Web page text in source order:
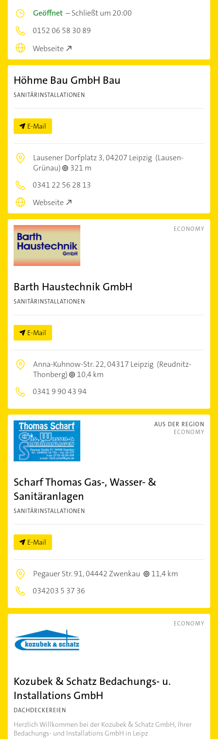
Geöffnet –Schließt um 20:00
0152 06 58 30 89
Webseite
Höhme Bau GmbH Bau
SANITÄRINSTALLATIONEN
E-Mail
Lausener Dorfplatz 3,04207 Leipzig (Lausen-
Grünau)
321 m
0341 22 56 28 13
Webseite
ECONOMY
Barth Haustechnik GmbH
SANITÄRINSTALLATIONEN
E-Mail
Anna-Kuhnow-Str. 22,04317 Leipzig (Reudnitz-
Thonberg)
10,4 km
0341 9 90 43 94
AUS DER REGION
ECONOMY
Scharf Thomas Gas-, Wasser- &
Sanitäranlagen
SANITÄRINSTALLATIONEN
E-Mail
Pegauer Str. 91,04442 Zwenkau
11,4 km
034203 5 37 36
ECONOMY
Kozubek & Schatz Bedachungs- u.
Installations GmbH
DACHDECKEREIEN
Herzlich Willkommen bei der Kozubek & Schatz GmbH, Ihrer
Bedachungs- und Installations GmbH in Leipz